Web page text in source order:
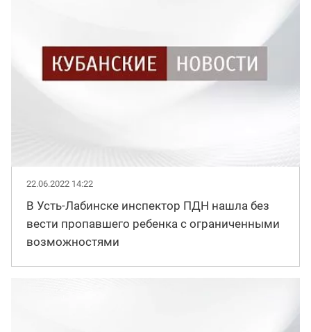
22.06.2022 14:22
В Усть-Лабинске инспектор ПДН нашла без
вести пропавшего ребенка с ограниченными
возможностями